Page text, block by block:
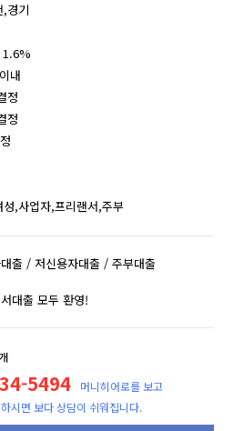
,경기
내
정
정
성,사업자,프리랜서,주부
출 / 저신용자대출 / 주부대출
대출 모두 환영!
5494
머니히어로를 보고
시면 보다 상담이 쉬워집니다.